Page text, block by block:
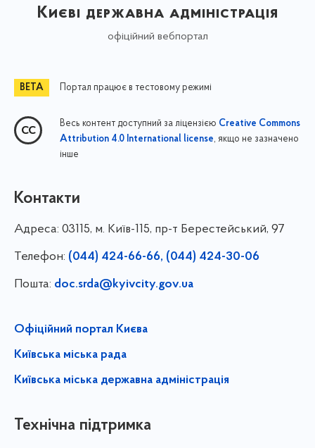
Києві державна адміністрація
офіційний вебпортал
Портал працює в тестовому режимі
Весь контент доступний за ліцензією Creative Commons
Attribution 4.0 International license, якщо не зазначено
інше
Контакти
Адреса: 03115, м. Київ-115, пр-т Берестейський, 97
Телефон: (044) 424-66-66, (044) 424-30-06
Пошта: doc.srda@kyivcity.gov.ua
Офіційний портал Києва
Київська міська рада
Київська міська державна адміністрація
Технічна підтримка